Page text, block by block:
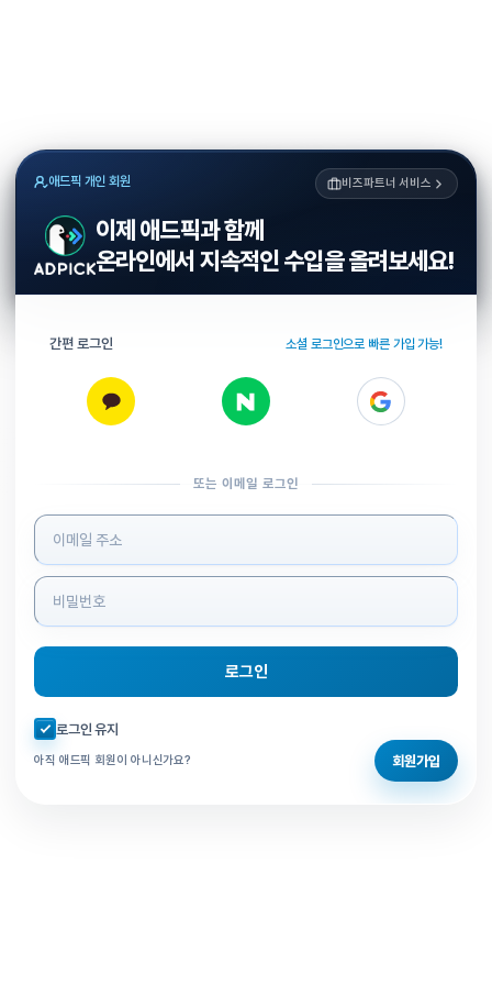
애드픽 개인 회원 비즈파트너 서비스
이제 애드픽과 함께
온라인에서 지속적인 수입을 올려보세요!
간편 로그인 소셜 로그인으로 빠른 가입 가능!
또는 이메일 로그인
로그인 정보 입력
로그인
자동로그인 체크
로그인 유지
아직 애드픽 회원이 아니신가요? 회원가입